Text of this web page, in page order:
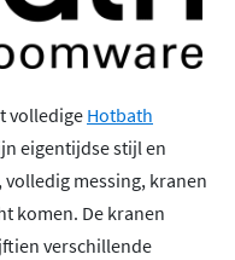
volledigeHotbath
eigentijdse stijl en
messing, kranen
komen. De kranen
verschillende